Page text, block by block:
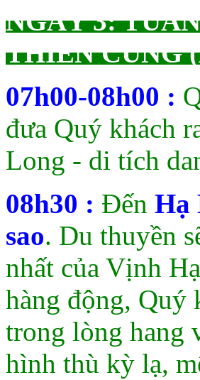
NGÀY 3:
THIÊN CUNG
07h00-08h00 :
đưa Quý khách
Long - di tích
08h30 : Đến Hạ
sao. Du thuyền
nhất của Vịnh
hàng động, Quý
trong lòng hang
hình thù kỳ lạ,